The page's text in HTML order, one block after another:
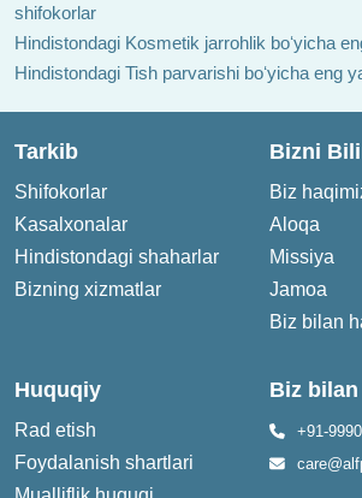
shifokorlar
Hindistondagi Kosmetik jarrohlik boʻyicha
Hindistondagi Tish parvarishi boʻyicha eng
Tarkib
Shifokorlar
Kasalxonalar
Hindistondagi shaharlar
Bizning xizmatlar
Bizni
Biz
Aloqa
Missiya
Jamoa
Biz bilan
Huquqiy
Rad etish
Foydalanish shartlari
Biz
+91-